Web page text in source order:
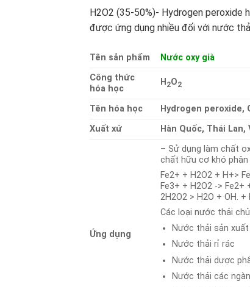
H2O2 (35-50%)- Hydrogen
được ứng dụng nhiều đối với nước
Tên sản phẩm
Nước oxy già
Công thức
hóa học
H 2O2
Tên hóa học
Hydrogen peroxide,
Xuất xứ
Hàn Quốc, Thái Lan,
Ứng dụng
– Sử dụng làm chất
chất hữu cơ khó
Fe2+ + H2O2 + H+>
Fe3+ + H2O2 -> Fe2+
2H2O2 > H2O + OH. +
Các loại nước thải
Nước thải sản xuất
Nước thải rỉ rác
Nước thải dược
Nước thải các